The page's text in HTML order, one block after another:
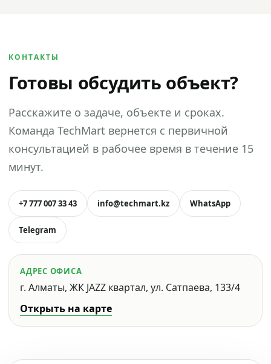
КОНТАКТЫ
Готовы обсудить объект?
Расскажите о задаче, объекте и сроках.
Команда TechMart вернется с первичной
консультацией в рабочее время в течение 15
минут.
+7 777 007 33 43 info@techmart.kz WhatsApp
Telegram
АДРЕС ОФИСА
г. Алматы, ЖК JAZZ квартал, ул. Сатпаева, 133/4
Открыть на карте